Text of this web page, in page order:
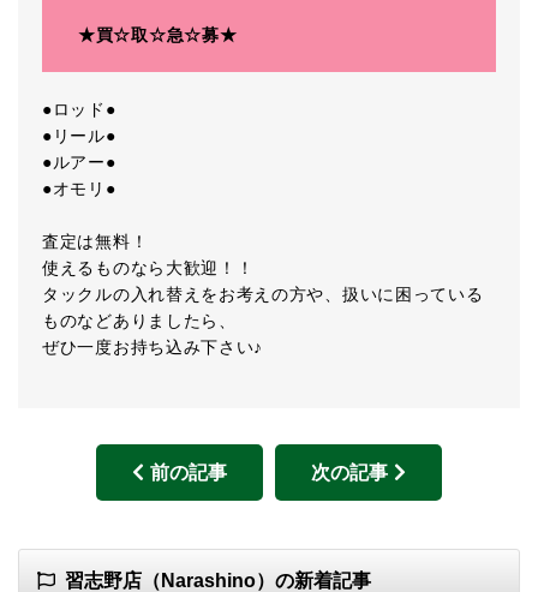
★買☆取☆急☆募★
●ロッド●
●リール●
●ルアー●
●オモリ●
査定は無料！
使えるものなら大歓迎！！
タックルの入れ替えをお考えの方や、扱いに困っている
ものなどありましたら、
ぜひ一度お持ち込み下さい♪
前の記事 次の記事
習志野店（Narashino）の新着記事